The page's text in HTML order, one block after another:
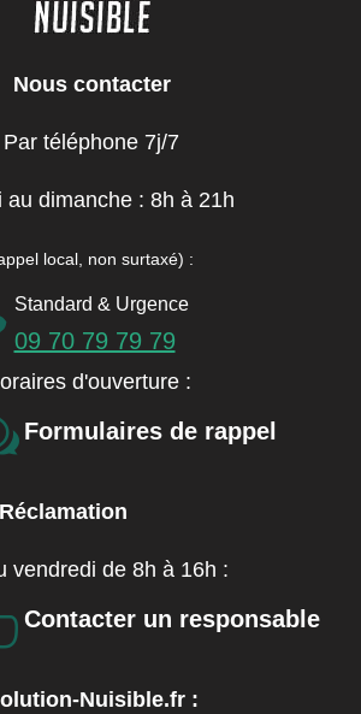
Nous contacter
Par téléphone 7j/7
au dimanche : 8h à 21h
local, non surtaxé) :
Standard & Urgence
09 70 79 79 79
d'ouverture :
Formulaires de rappel
Réclamation
vendredi de 8h à 16h :
Contacter un responsable
Nuisible.fr :